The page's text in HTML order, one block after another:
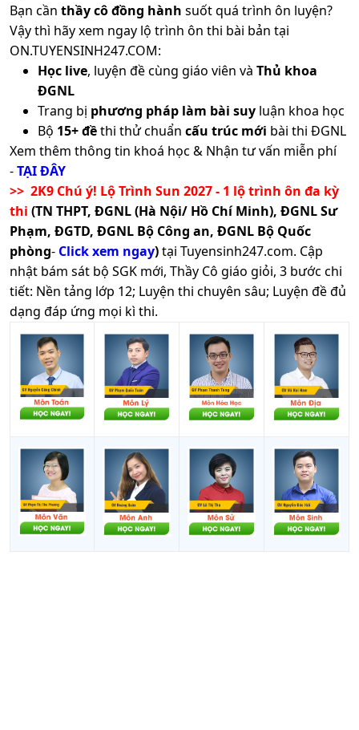
Bạn cần thầy cô đồng hành suốt quá trình ôn luyện?
Vậy thì hãy xem ngay lộ trình ôn thi bài bản tại
ON.TUYENSINH247.COM:
Học live, luyện đề cùng giáo viên và Thủ khoa
ĐGNL
Trang bị phương pháp làm bài suy luận khoa học
Bộ 15+ đềthi thử chuẩn cấu trúc mới bài thi ĐGNL
Xem thêm thông tin khoá học & Nhận tư vấn miễn phí
-TẠI ĐÂY
>> 2K9 Chú ý! Lộ Trình Sun 2027 - 1 lộ trình ôn đa kỳ
thi (TN THPT, ĐGNL (Hà Nội/ Hồ Chí Minh), ĐGNL Sư
Phạm, ĐGTD, ĐGNL Bộ Công an, ĐGNL Bộ Quốc
phòng- Click xem ngay)tại Tuyensinh247.com. Cập
nhật bám sát bộ SGK mới, Thầy Cô giáo giỏi, 3 bước chi
tiết: Nền tảng lớp 12; Luyện thi chuyên sâu; Luyện đề đủ
dạng đáp ứng mọi kì thi.